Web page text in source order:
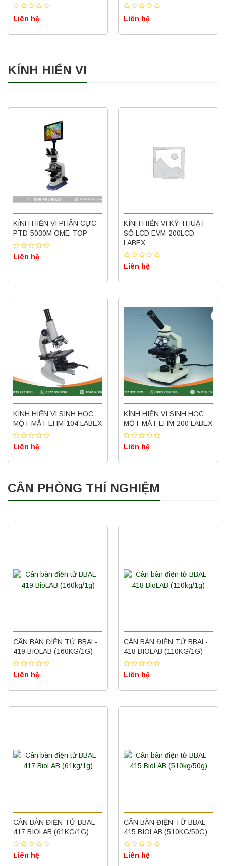
Liên hệ Liên hệ
KÍNH HIỂN VI
KÍNH HIỂN VI PHÂN CỰC
PTD-5030M OME-TOP
Liên hệ
KÍNH HIỂN VI KỸ THUẬT
SỐ LCD EVM-200LCD
LABEX
Liên hệ
KÍNH HIỂN VI SINH HỌC
MỘT MẮT EHM-104 LABEX
Liên hệ
KÍNH HIỂN VI SINH HỌC
MỘT MẮT EHM-200 LABEX
Liên hệ
CÂN PHÒNG THÍ NGHIỆM
CÂN BÀN ĐIỆN TỬ BBAL-
419 BIOLAB (160KG/1G)
Liên hệ
CÂN BÀN ĐIỆN TỬ BBAL-
418 BIOLAB (110KG/1G)
Liên hệ
CÂN BÀN ĐIỆN TỬ BBAL-
417 BIOLAB (61KG/1G)
Liên hệ
CÂN BÀN ĐIỆN TỬ BBAL-
415 BIOLAB (510KG/50G)
Liên hệ